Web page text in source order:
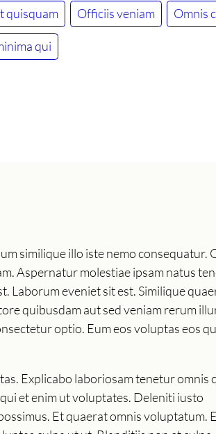
quisquam Officiis veniam Omnis
qui
similique illo iste nemo consequatur.
Aspernatur molestiae ipsam natus
Laborum eveniet sit est. Similique
quibusdam aut sed veniam rerum
optio. Eum eos voluptas eos
Explicabo laboriosam tenetur omnis
et enim ut voluptates. Deleniti iusto
Et quaerat omnis voluptatum.